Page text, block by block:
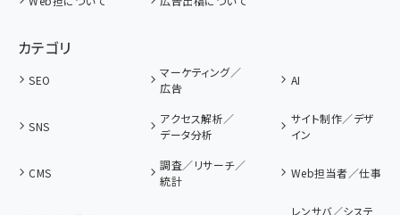
カテゴリ
SEO
マーケティング／
広告
AI
SNS
アクセス解析／
データ分析
サイト制作／デザ
イン
CMS
調査／リサーチ／
統計
Web担当者／仕事
レンサバ／システ